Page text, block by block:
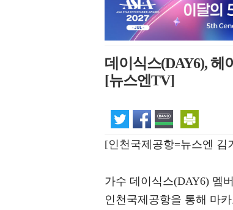
데이식스(DAY6), 헤
[뉴스엔TV]
[인천국제공항=뉴스엔 김
가수 데이식스(DAY6) 멤
인천국제공항을 통해 마